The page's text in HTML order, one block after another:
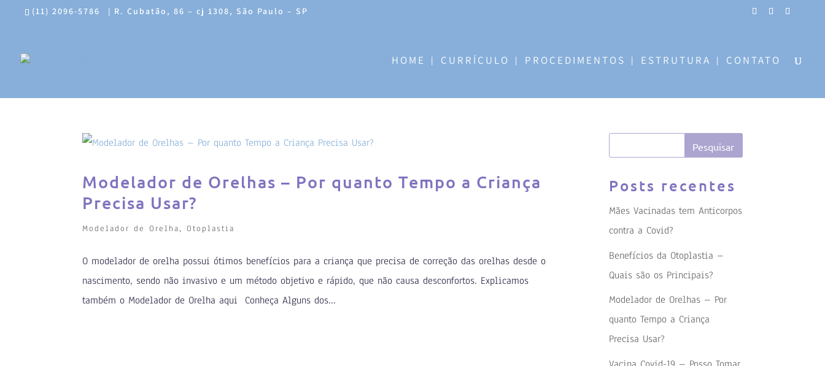
(11) 2096-5786 | R. Cubatão, 86 – cj 1308, São Paulo – SP
HOME CURRÍCULO PROCEDIMENTOS ESTRUTURA CONTATO
Modelador de Orelhas – Por quanto Tempo a Criança
Precisa Usar?
Modelador de Orelha,Otoplastia
O modelador de orelha possui ótimos benefícios para a criança que precisa de correção das orelhas desde o
nascimento, sendo não invasivo e um método objetivo e rápido, que não causa desconfortos. Explicamos
também o Modelador de Orelha aqui Conheça Alguns dos...
Posts recentes
Mães Vacinadas tem Anticorpos
contra a Covid?
Benefícios da Otoplastia –
Quais são os Principais?
Modelador de Orelhas – Por
quanto Tempo a Criança
Precisa Usar?